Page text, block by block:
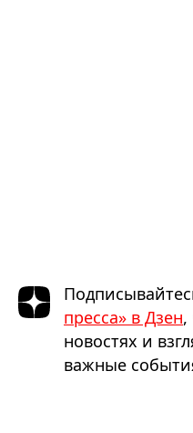
пресса» в Дзен,
новостях и
важные